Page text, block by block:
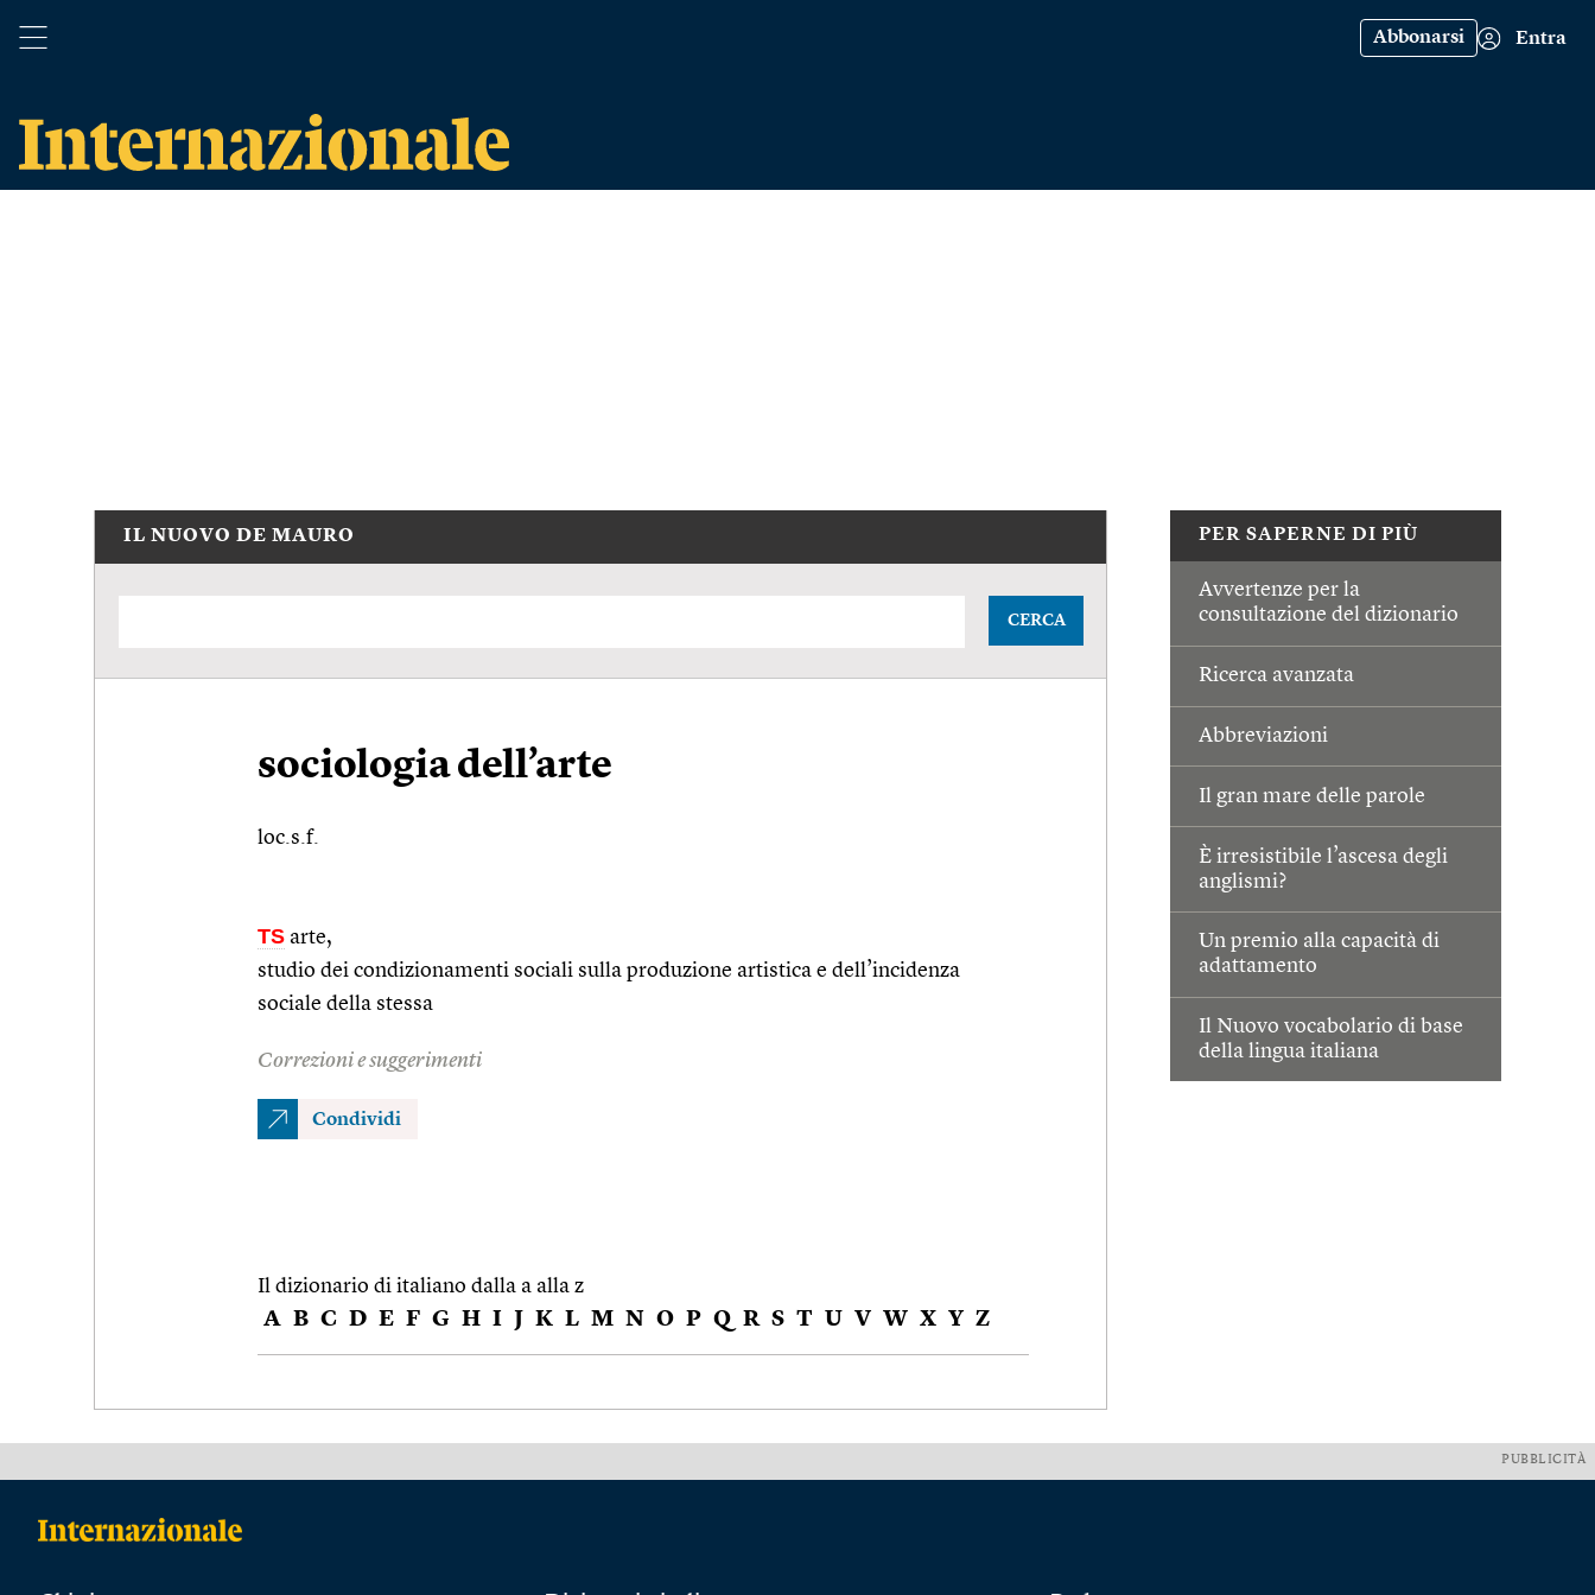
Abbonarsi Entra
PER SAPERNE DI PIÙ
Avvertenze per la
consultazione del dizionario
Ricerca avanzata
Abbreviazioni
Il gran mare delle parole
È irresistibile l’ascesa degli
anglismi?
Un premio alla capacità di
adattamento
Il Nuovo vocabolario di base
della lingua italiana
IL NUOVO DE MAURO
CERCA
sociologia dell’arte
loc.s.f.
TS arte,
studio dei condizionamenti sociali sulla produzione artistica e dell’incidenza
sociale della stessa
Correzioni e suggerimenti
Condividi
Il dizionario di italiano dalla a alla z
A B C D E F G H I J K L M N O P Q R S T U V W X Y Z
PUBBLICITÀ